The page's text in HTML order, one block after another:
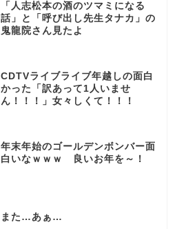
「人志松本の酒のツマミになる
話」と「呼び出し先生タナカ」の
鬼龍院さん見たよ
CDTVライブライブ年越しの面白
かった「訳あって1人いませ
ん！！！」女々しくて！！！
年末年始のゴールデンボンバー面
白いなｗｗｗ 良いお年を～！
また…あぁ…